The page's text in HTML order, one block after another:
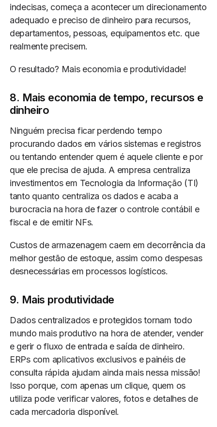
indecisas, começa a acontecer um direcionamento
adequado e preciso de dinheiro para recursos,
departamentos, pessoas, equipamentos etc. que
realmente precisem.
O resultado? Mais economia e produtividade!
8. Mais economia de tempo, recursos e
dinheiro
Ninguém precisa ficar perdendo tempo
procurando dados em vários sistemas e registros
ou tentando entender quem é aquele cliente e por
que ele precisa de ajuda. A empresa centraliza
investimentos em Tecnologia da Informação (TI)
tanto quanto centraliza os dados e acaba a
burocracia na hora de fazer o controle contábil e
fiscal e de emitir NFs.
Custos de armazenagem caem em decorrência da
melhor gestão de estoque, assim como despesas
desnecessárias em processos logísticos.
9. Mais produtividade
Dados centralizados e protegidos tornam todo
mundo mais produtivo na hora de atender, vender
e gerir o fluxo de entrada e saída de dinheiro.
ERPs com aplicativos exclusivos e painéis de
consulta rápida ajudam ainda mais nessa missão!
Isso porque, com apenas um clique, quem os
utiliza pode verificar valores, fotos e detalhes de
cada mercadoria disponível.